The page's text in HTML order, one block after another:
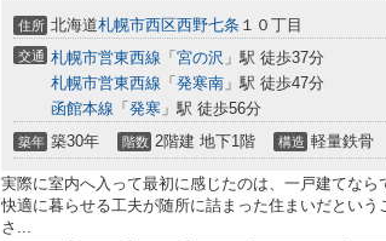
住所 北海道札幌市西区西野七条 １０丁目
交通 札幌市営東西線 「 宮の沢 」駅 徒歩37分
札幌市営東西線 「 発寒南 」駅 徒歩47分
函館本線 「 発寒 」駅 徒歩56分
築年 築30年 階数 2階建 地下1階 構造 軽量鉄骨
実際に室内へ入って最初に感じたのは、一戸建てなら
快適に暮らせる工夫が随所に詰まった住まいだという
さ...